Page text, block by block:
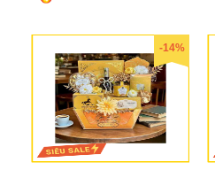
-14%